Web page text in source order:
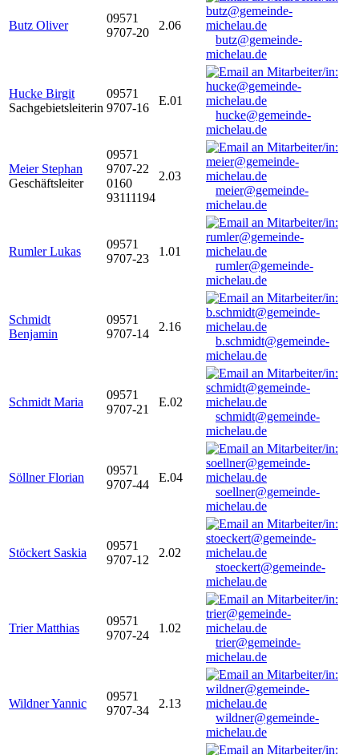
Butz Oliver
09571
9707-20
2.06
butz@gemeinde-
michelau.de
Hucke Birgit
Sachgebietsleiterin
09571
9707-16
E.01
hucke@gemeinde-
michelau.de
Meier Stephan
Geschäftsleiter
09571
9707-22
0160
93111194
2.03
meier@gemeinde-
michelau.de
Rumler Lukas
09571
9707-23
1.01
rumler@gemeinde-
michelau.de
Schmidt
Benjamin
09571
9707-14
2.16
b.schmidt@gemeinde-
michelau.de
Schmidt Maria
09571
9707-21
E.02
schmidt@gemeinde-
michelau.de
Söllner Florian
09571
9707-44
E.04
soellner@gemeinde-
michelau.de
Stöckert Saskia
09571
9707-12
2.02
stoeckert@gemeinde-
michelau.de
Trier Matthias
09571
9707-24
1.02
trier@gemeinde-
michelau.de
Wildner Yannic
09571
9707-34
2.13
wildner@gemeinde-
michelau.de